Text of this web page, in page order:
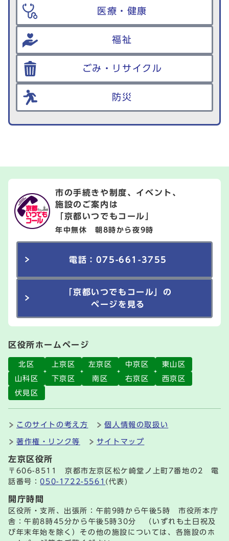
医療・健康
福祉
ごみ・リサイクル
防災
市の手続きや制度、イベント、
施設のご案内は
「京都いつでもコール」
年中無休 朝8時から夜9時
電話：075-661-3755
「京都いつでもコール」の
ページを見る
区役所ホームページ
北区 上京区 左京区 中京区
東山区
山科区
下京区 南区 右京区
西京区
伏見区
このサイトの考え方 個人情報の取扱い
著作権・リンク等 サイトマップ
左京区役所
〒606-8511 京都市左京区松ケ崎堂ノ上町7番地の2 電
話番号：050-1722-5561 (代表)
開庁時間
区役所・支所、出張所：午前9時から午後5時 市役所本庁
舎：午前8時45分から午後5時30分 （いずれも土日祝及
び年末年始を除く）その他の施設については、各施設のホ